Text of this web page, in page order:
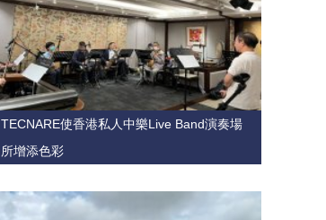
TECNARE使香港私人中樂Live Band演奏場
所增添色彩